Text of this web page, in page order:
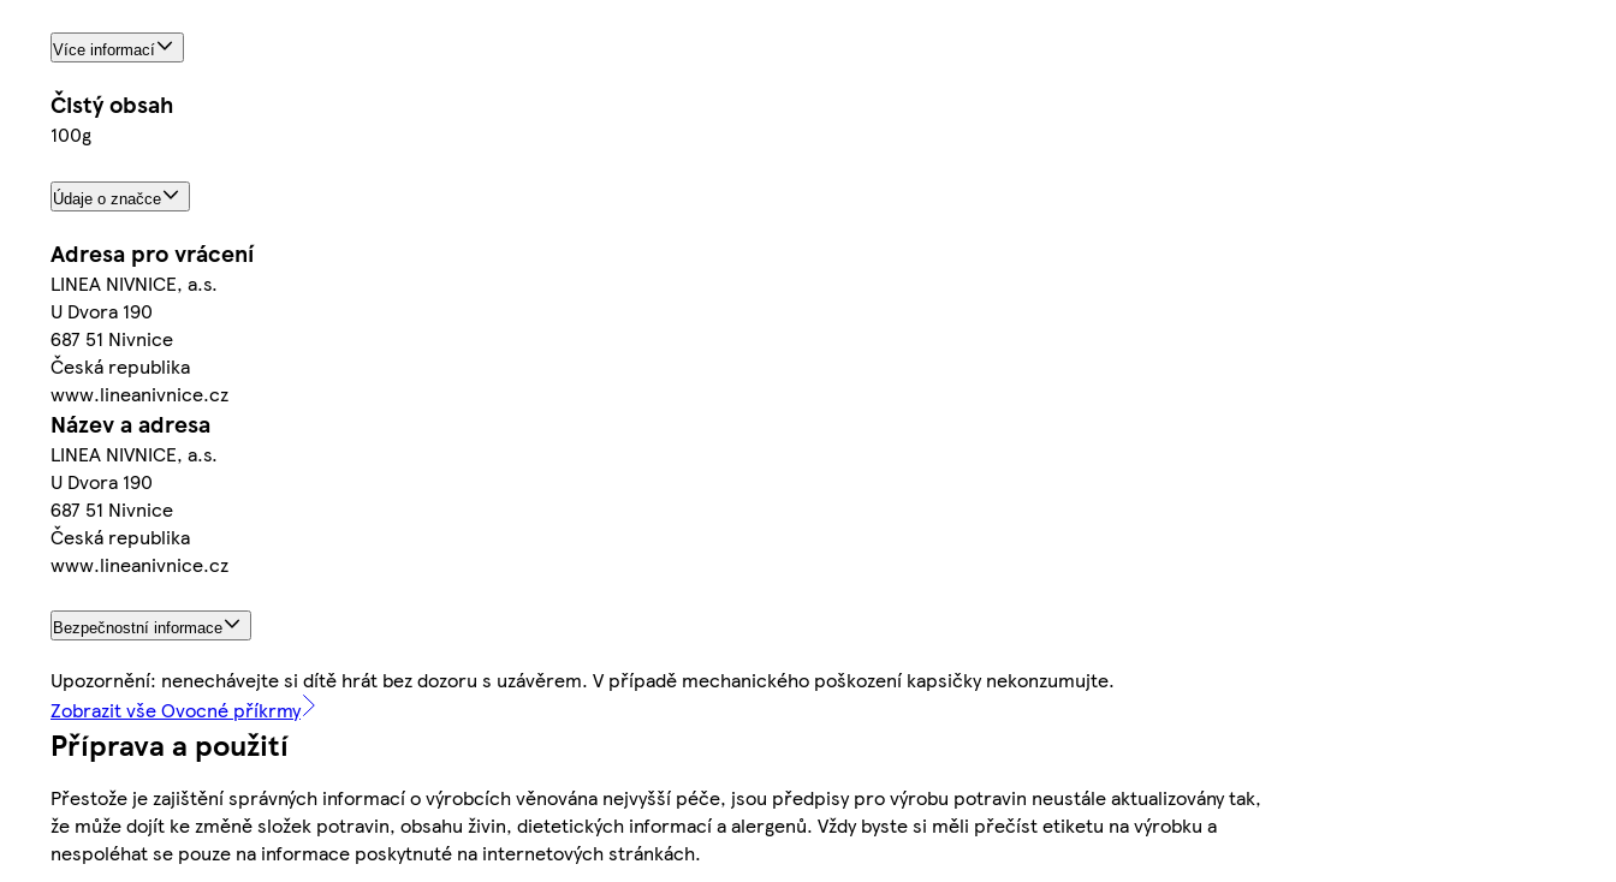
Více informací
Čistý obsah
100g
Údaje o značce
Adresa pro vrácení
LINEA NIVNICE, a.s.
U Dvora 190
687 51 Nivnice
Česká republika
www.lineanivnice.cz
Název a adresa
LINEA NIVNICE, a.s.
U Dvora 190
687 51 Nivnice
Česká republika
www.lineanivnice.cz
Bezpečnostní informace
Upozornění: nenechávejte si dítě hrát bez dozoru s uzávěrem. V případě mechanického poškození kapsičky nekonzumujte.
Zobrazit vše Ovocné příkrmy
Příprava a použití
Přestože je zajištění správných informací o výrobcích věnována nejvyšší péče, jsou předpisy pro výrobu potravin neustále aktualizovány tak,
že může dojít ke změně složek potravin, obsahu živin, dietetických informací a alergenů. Vždy byste si měli přečíst etiketu na výrobku a
nespoléhat se pouze na informace poskytnuté na internetových stránkách.